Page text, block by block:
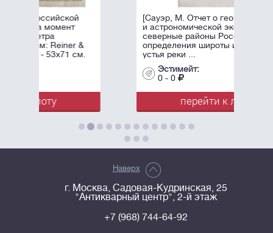
[Сауэр, М. Отчет о географической
и астрономической экспедиции в
северные районы России для
определения широты и долготы
устья реки ...
Наверх
г. Москва, Садовая-Кудринская, 25
"Антикварный центр", 2-й этаж
+7 (968) 744-64-92